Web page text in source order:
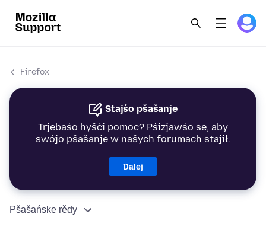
Firefox
Stajśo pšašanje
Trjebaśo hyšći pomoc? Pśizjawśo se, aby
swójo pšašanje w našych forumach stajił.
Dalej
Pšašańske rědy